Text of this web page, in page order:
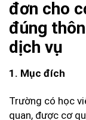
đơn cho
đúng
dịch vụ
1. Mục đích
Trường có học
quan, được cơ